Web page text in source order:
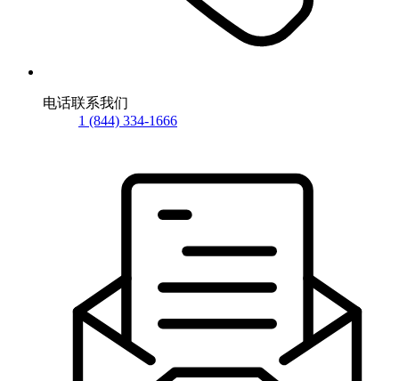
电话联系我们
1 (844) 334-1666